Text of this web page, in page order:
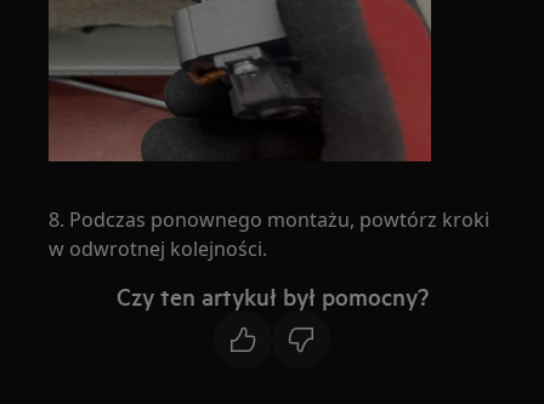
8. Podczas ponownego montażu, powtórz kroki
w odwrotnej kolejności.
Czy ten artykuł był pomocny?